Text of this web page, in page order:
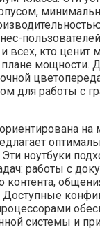
всех, кто ценит
мощности.
для работы с
ориентирована на
ноутбуки
работы с
контента,
Доступные
системы и